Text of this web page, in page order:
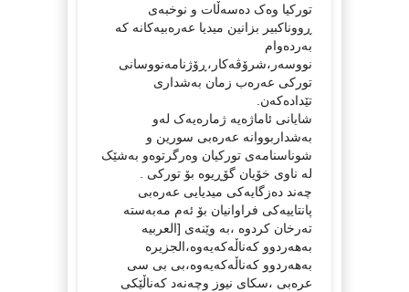
تورکیا وەک دەسەڵات و نوخبەی
ڕووناکبیر بزانین میدیا عەرەبیەکانە کە
بەردەوام
نووسەر،شرۆڤەکار،ڕۆژنامەنووسانی
تورکی عەرەب زمان بەشداری
تێدادەکەن.
شایانی ئاماژەیە ژمارەیەک لەو
بەشداربووانە عەرەبی سورین و
شوناسنامەی تورکیان وەرگرتوەو بەشێک
لە ناوی خۆیان گۆڕیوە بۆ تورکی .
چەند دەزگایەکی میدیایی عەرەبی
پانتاییەکی فراوانیان بۆ ئەم مەبەستە
تەرخان کردوە ،بە وێنەی [العربیە
بەهەردوو کەناڵەکەیەوە،الجزیرە
بەهەردوو کەناڵەکەیەوە،بی بی سی
عرەبی ،سکای نیوز وچەنەد کەناڵێکی